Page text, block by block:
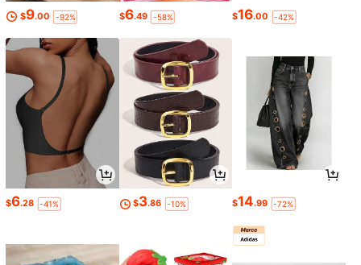
$9.00 -92% $6.49 -58% $16.00 -42%
$6.28 -41% $3.86 -10% $14.99 -72%